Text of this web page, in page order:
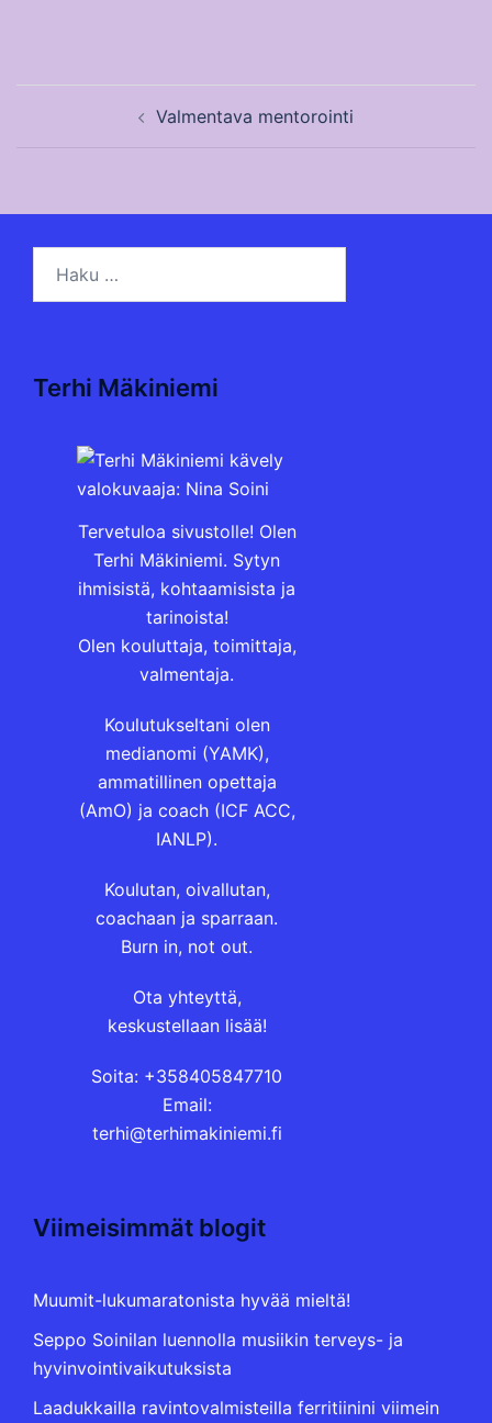
navigation Valmentava mentorointi
Terhi Mäkiniemi
Tervetuloa sivustolle! Olen
Terhi Mäkiniemi. Sytyn
ihmisistä, kohtaamisista ja
tarinoista!
Olen kouluttaja, toimittaja,
valmentaja.
Koulutukseltani olen
medianomi (YAMK),
ammatillinen opettaja
(AmO) ja coach (ICF ACC,
IANLP).
Koulutan, oivallutan,
coachaan ja sparraan.
Burn in, not out.
Ota yhteyttä,
keskustellaan lisää!
Soita: +358405847710
Email:
terhi@terhimakiniemi.fi
Viimeisimmät blogit
Muumit-lukumaratonista hyvää mieltä!
Seppo Soinilan luennolla musiikin terveys- ja
hyvinvointivaikutuksista
Laadukkailla ravintovalmisteilla ferritiinini viimein